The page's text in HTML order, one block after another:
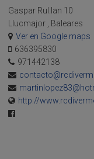
Gaspar Rul.lan 10
Llucmajor , Baleares
Ver en Google maps
636395830
971442138
http://